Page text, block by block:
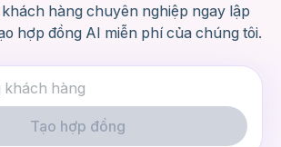
hàng chuyên nghiệp ngay lập
hợp đồng AI miễn phí của chúng tôi.
Tạo hợp đồng